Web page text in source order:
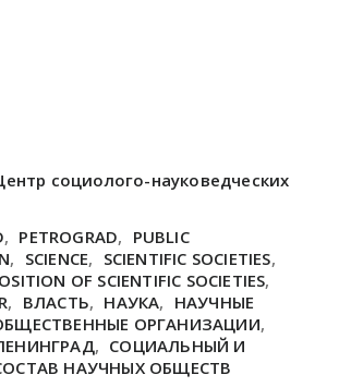
социолого-науковедческих
, PETROGRAD, PUBLIC
, SCIENCE, SCIENTIFIC SOCIETIES,
OF SCIENTIFIC SOCIETIES,
, ВЛАСТЬ, НАУКА, НАУЧНЫЕ
ОРГАНИЗАЦИИ,
, СОЦИАЛЬНЫЙ И
НАУЧНЫХ ОБЩЕСТВ